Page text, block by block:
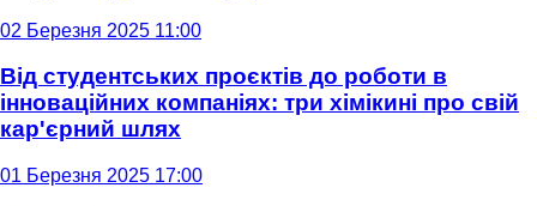
02 Березня 2025 11:00
Від студентських проєктів до роботи в
інноваційних компаніях: три хімікині про свій
кар'єрний шлях
01 Березня 2025 17:00